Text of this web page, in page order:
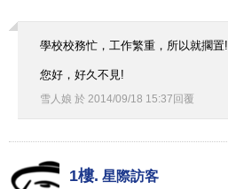
學校校務忙，工作繁重，所以就擱置!
您好，好久不見!
雪人娘 於 2014/09/18 15:37 回覆
1樓. 星際訪客